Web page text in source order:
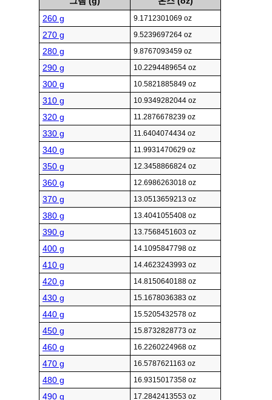
260 g
9.1712301069 oz
270 g 9.5239697264 oz
280 g 9.8767093459 oz
290 g 10.2294489654 oz
300 g 10.5821885849 oz
310 g 10.9349282044 oz
320 g 11.2876678239 oz
330 g 11.6404074434 oz
340 g 11.9931470629 oz
350 g 12.3458866824 oz
360 g 12.6986263018 oz
370 g 13.0513659213 oz
380 g 13.4041055408 oz
390 g 13.7568451603 oz
400 g 14.1095847798 oz
410 g 14.4623243993 oz
420 g 14.8150640188 oz
430 g 15.1678036383 oz
440 g 15.5205432578 oz
450 g 15.8732828773 oz
460 g 16.2260224968 oz
470 g 16.5787621163 oz
480 g 16.9315017358 oz
490 g 17.2842413553 oz